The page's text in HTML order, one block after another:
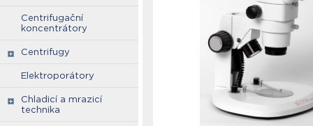
Centrifugační
koncentrátory
Centrifugy
Elektroporátory
Chladicí a mrazicí
technika